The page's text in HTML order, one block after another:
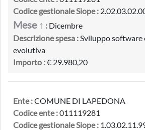
Codice gestionale Siope :
Mese ↑ : Dicembre
Descrizione spesa :Sviluppo software
evolutiva
Importo :€ 29.980,20
Ente :COMUNE DI LAPEDONA
Codice ente :011119281
Codice gestionale Siope :